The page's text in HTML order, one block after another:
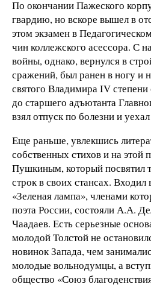
По окончании Пажеского
гвардию, но вскоре вышел в
этом экзамен в
чин коллежского асессора. С
войны, однако, вернулся в
сражений, был ранен в ногу и
святого Владимира IV
до старшего адъютанта
взял отпуск по болезни и
Еще раньше, увлекшись
собственных стихов и на этой
Пушкиным, который посвятил
строк в своих стансах.
«Зеленая лампа», членами
поэта России, состояли А.А.
Чаадаев. Есть серьезные
молодой Толстой не
новинок Запада, чем
молодые вольнодумцы, а
общество «Союз